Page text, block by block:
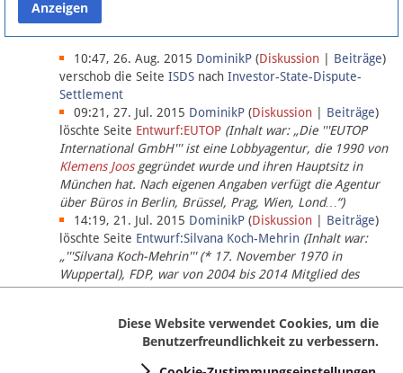
Datenschutz
Über Lobbypedia
Impressum
10:47, 26. Aug. 2015 DominikP (Diskussion Beiträge)
verschob die Seite ISDS nach Investor-State-Dispute-
Settlement
09:21, 27. Jul. 2015 DominikP (Diskussion Beiträge)
löschte Seite Entwurf:EUTOP (Inhalt war: „Die '''EUTOP
International GmbH''' ist eine Lobbyagentur, die 1990 von
Klemens Joosgegründet wurde und ihren Hauptsitz in
München hat. Nach eigenen Angaben verfügt die Agentur
über Büros in Berlin, Brüssel, Prag, Wien, Lond…“)
14:19, 21. Jul. 2015 DominikP (Diskussion Beiträge)
löschte Seite Entwurf:Silvana Koch-Mehrin (Inhalt war:
„'''Silvana Koch-Mehrin''' (* 17. November 1970 in
Wuppertal), FDP, war von 2004 bis 2014 Mitglied des
Europäischen Parlaments, seit November 2014 ist sie für
Diese Website verwendet Cookies, um die
Benutzerfreundlichkeit zu verbessern.